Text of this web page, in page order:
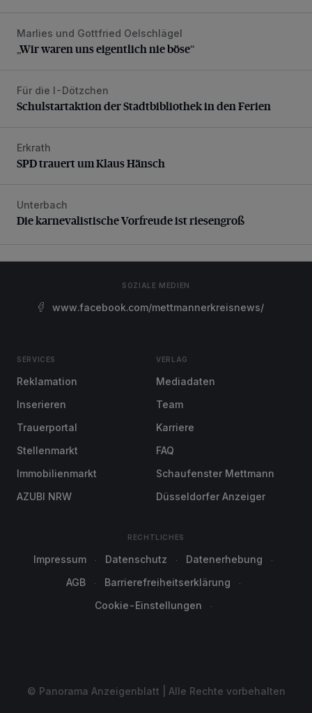
„Wir waren uns eigentlich nie böse“
Marlies und Gottfried Oelschlägel
„Wir waren uns eigentlich nie böse“
Schulstartaktion der Stadtbibliothek in den Ferien
Für die I-Dötzchen
Schulstartaktion der Stadtbibliothek in den Ferien
SPD trauert um Klaus Hänsch
Erkrath
SPD trauert um Klaus Hänsch
Die karnevalistische Vorfreude ist riesengroß
Unterbach
Die karnevalistische Vorfreude ist riesengroß
SOZIALE MEDIEN
www.facebook.com/mettmannerkreisnews/
SERVICES
Reklamation
Inserieren
Trauerportal
Stellenmarkt
Immobilienmarkt
AZUBI NRW
VERLAG
Mediadaten
Team
Karriere
FAQ
Schaufenster Mettmann
Düsseldorfer Anzeiger
RECHTLICHES
Impressum Datenschutz
Datenerhebung
AGB
Barrierefreiheitserklärung
Cookie-Einstellungen
© Panorama Anzeigenblatt | Alle Rechte vorbehalten